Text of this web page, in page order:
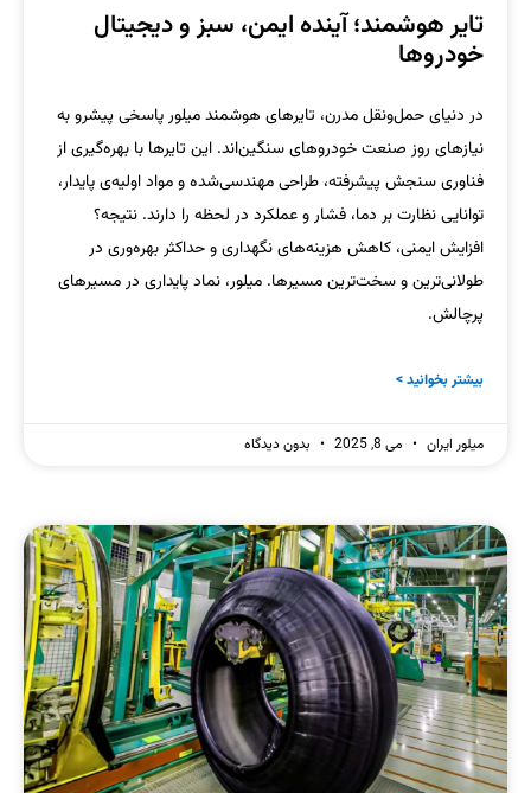
تایر هوشمند؛ آینده ایمن، سبز و دیجیتال
خودروها
در دنیای حمل‌ونقل مدرن، تایرهای هوشمند میلور پاسخی پیشرو به
نیازهای روز صنعت خودروهای سنگین‌اند. این تایرها با بهره‌گیری از
فناوری سنجش پیشرفته، طراحی مهندسی‌شده و مواد اولیه‌ی پایدار،
توانایی نظارت بر دما، فشار و عملکرد در لحظه را دارند. نتیجه؟
افزایش ایمنی، کاهش هزینه‌های نگهداری و حداکثر بهره‌وری در
طولانی‌ترین و سخت‌ترین مسیرها. میلور، نماد پایداری در مسیرهای
پرچالش.
بیشتر بخوانید >
میلور ایران می 8, 2025 بدون دیدگاه